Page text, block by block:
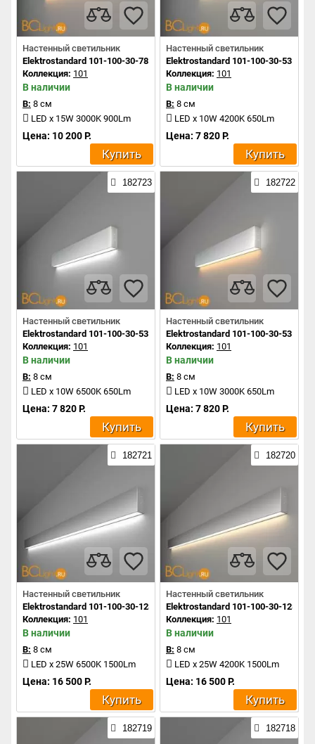
Настенный светильник
Elektrostandard 101-100-30-78 a041489
Коллекция: 101
В наличии
В: 8 см
LED x 15W 3000K 900Lm
Цена: 10 200 Р.
Купить
Настенный светильник
Elektrostandard 101-100-30-53
Коллекция: 101
В наличии
В: 8 см
LED x 10W 4200K 650Lm
Цена: 7 820 Р.
Купить
182723
Настенный светильник
Elektrostandard 101-100-30-53 a041488
Коллекция: 101
В наличии
В: 8 см
LED x 10W 6500K 650Lm
Цена: 7 820 Р.
Купить
182722
Настенный светильник
Elektrostandard 101-100-30-53
Коллекция: 101
В наличии
В: 8 см
LED x 10W 3000K 650Lm
Цена: 7 820 Р.
Купить
182721
Настенный светильник
Elektrostandard 101-100-30-128 a041485
Коллекция: 101
В наличии
В: 8 см
LED x 25W 6500K 1500Lm
Цена: 16 500 Р.
Купить
182720
Настенный светильник
Elektrostandard 101-100-30-128
Коллекция: 101
В наличии
В: 8 см
LED x 25W 4200K 1500Lm
Цена: 16 500 Р.
Купить
182719 182718